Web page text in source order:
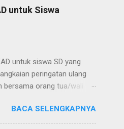
untuk Siswa
untuk siswa SD yang
peringatan ulang
bersama orang tua/wali
tahun, Try Out tersebut
dan IPA/ Saint. Try Out itu
BACA SELENGKAPNYA